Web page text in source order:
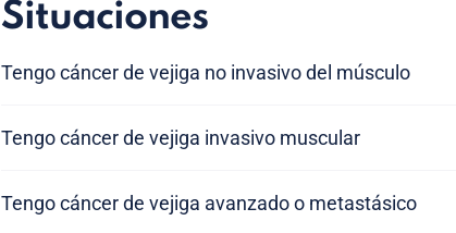
Situaciones
Tengo cáncer de vejiga no invasivo del músculo
Tengo cáncer de vejiga invasivo muscular
Tengo cáncer de vejiga avanzado o metastásico